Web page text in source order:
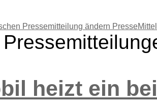
Pressemitteilung ändern
heizt ein